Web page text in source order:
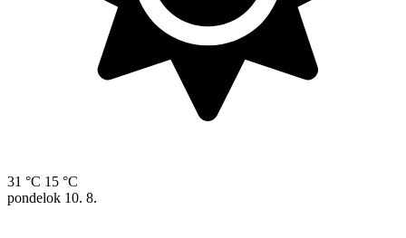
31 °C 15 °C
pondelok 10. 8.